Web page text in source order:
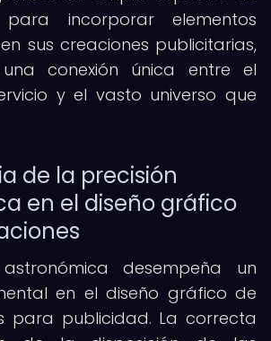
para incorporar elementos
sus creaciones publicitarias,
conexión única entre el
y el vasto universo que
de la precisión
en el diseño gráfico
desempeña un
en el diseño gráfico de
para publicidad. La correcta